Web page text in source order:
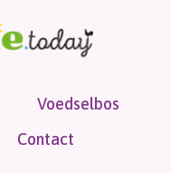
Voedselbos
Contact